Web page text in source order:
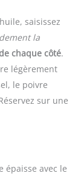
saisissez
la
chaque côté.
légèrement
le poivre
sur une
épaisse avec le